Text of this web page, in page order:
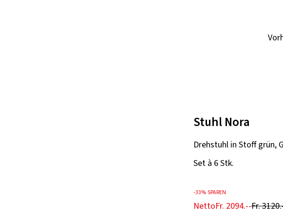
Stuhl Nora
Drehstuhl in Stoff grün,
Set à 6 Stk.
-33%SPAREN
NettoFr. 2094.--Fr.